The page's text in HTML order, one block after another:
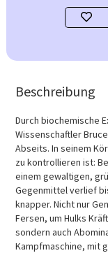
Beschreibung
Durch biochemische
Wissenschaftler
Abseits. In seinem
zu kontrollieren ist:
einem gewaltigen,
Gegenmittel verlief
knapper. Nicht nur
Fersen, um Hulks
sondern auch
Kampfmaschine, mit